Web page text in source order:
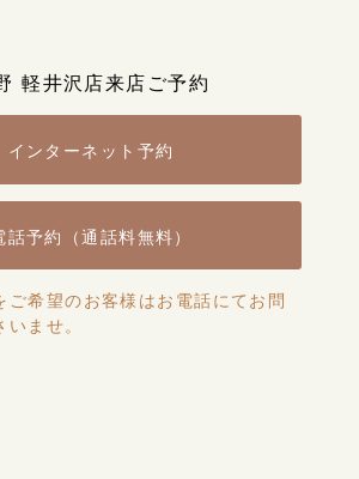
軽井沢店来店ご予約
インターネット予約
話予約（通話料無料）
ご希望のお客様はお電話にてお問
ませ。